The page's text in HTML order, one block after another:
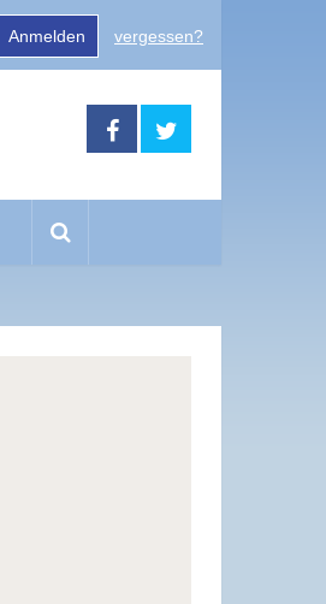
Anmelden vergessen?